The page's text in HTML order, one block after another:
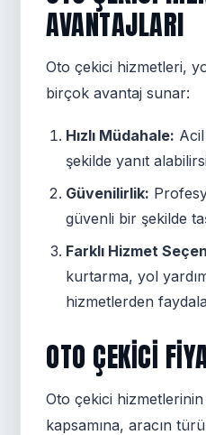
AVANTAJLARI
Oto çekici hizmetleri,
birçok avantaj sunar:
Hızlı Müdahale:
şekilde yanıt
Güvenilirlik:
güvenli bir şekilde
Farklı Hizmet
kurtarma, yol
hizmetlerden
OTO ÇEKICI
Oto çekici
kapsamına, aracın